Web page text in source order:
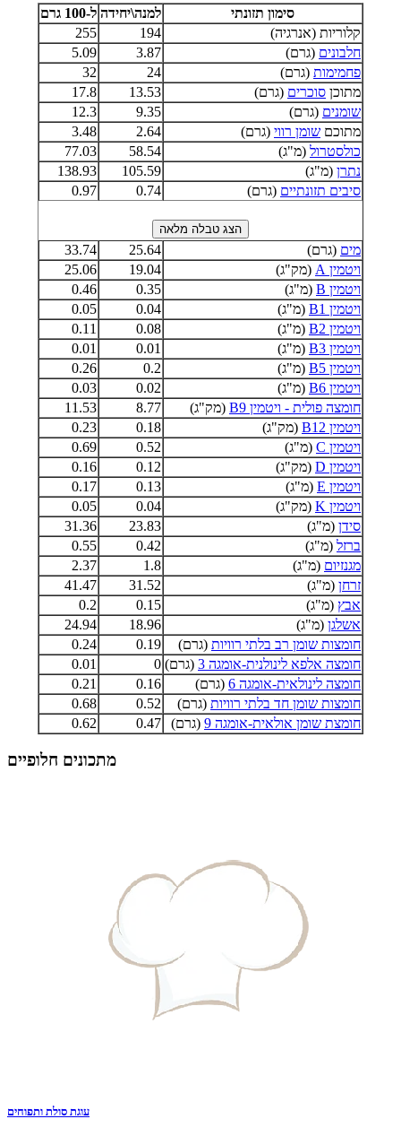
סימון תזונתי למנה\יחידה ל-100 גרם
קלוריות (אנרגיה)
194
255
חלבונים (גרם) 3.87
5.09
פחמימות (גרם) 24
32
מתוכן סוכרים (גרם) 13.53
17.8
שומנים (גרם) 9.35
12.3
מתוכם שומן רווי (גרם) 2.64
3.48
כולסטרול (מ"ג) 58.54
77.03
נתרן (מ"ג) 105.59
138.93
סיבים תזונתיים (גרם) 0.74
0.97
מים (גרם) 25.64
33.74
ויטמין A
(מק"ג) 19.04
25.06
ויטמין B
(מ"ג) 0.35
0.46
ויטמין B1
(מ"ג) 0.04
0.05
ויטמין B2
(מ"ג) 0.08
0.11
ויטמין B3
(מ"ג) 0.01
0.01
ויטמין B5
(מ"ג) 0.2
0.26
ויטמין B6
(מ"ג) 0.02
0.03
חומצה פולית - ויטמין B9
(מק"ג) 8.77
11.53
ויטמין B12
(מק"ג) 0.18
0.23
ויטמין C
(מ"ג) 0.52
0.69
ויטמין D
(מק"ג) 0.12
0.16
ויטמין E
(מ"ג) 0.13
0.17
ויטמין K
(מק"ג) 0.04
0.05
סידן (מ"ג) 23.83
31.36
ברזל (מ"ג) 0.42
0.55
מגנזיום (מ"ג) 1.8
2.37
זרחן (מ"ג) 31.52
41.47
אבץ (מ"ג) 0.15
0.2
אשלגן (מ"ג) 18.96
24.94
חומצות שומן רב בלתי רוויות (גרם) 0.19
0.24
חומצה אלפא לינולנית-אומגה 3
(גרם) 0
0.01
חומצה לינולאית-אומגה 6
(גרם) 0.16
0.21
חומצות שומן חד בלתי רוויות (גרם) 0.52
0.68
חומצת שומן אולאית-אומגה 9
(גרם) 0.47
0.62
מתכונים חלופיים
עוגת סולת ותפוחים